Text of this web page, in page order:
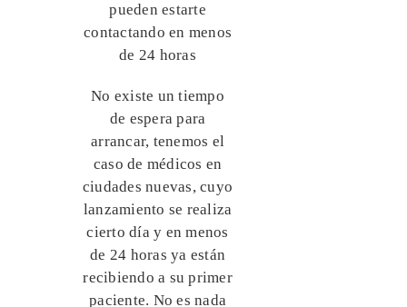
pueden estarte
contactando en menos
de 24 horas
No existe un tiempo
de espera para
arrancar, tenemos el
caso de médicos en
ciudades nuevas, cuyo
lanzamiento se realiza
cierto día y en menos
de 24 horas ya están
recibiendo a su primer
paciente. No es nada